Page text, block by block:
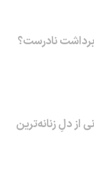
برداشت نادرست؟
از دلِ زنانه‌ترین